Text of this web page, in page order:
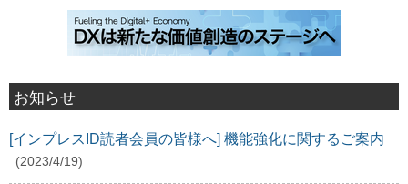
お知らせ
[インプレスID読者会員の皆様へ] 機能強化に関するご案内
(2023/4/19)